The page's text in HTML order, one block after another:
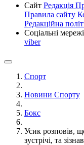
Сайт Редакція
Правила сайту
Редакційна
Соціальні мережі
viber
Спорт
Новини Спорту
Бокс
Усик розповів,
зустрічі, та